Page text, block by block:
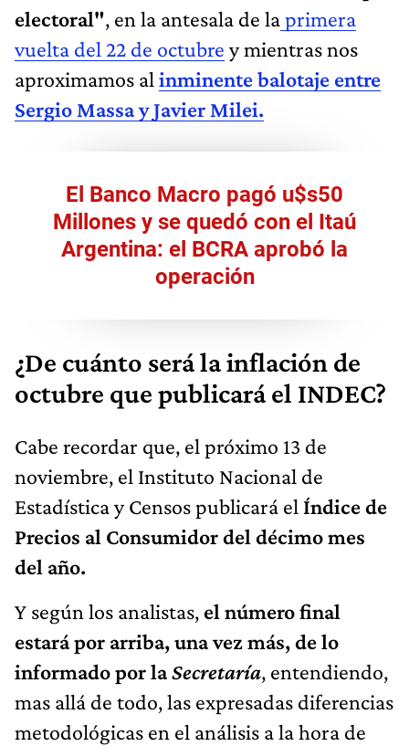
electoral", en la antesala de laprimera
vuelta del 22 de octubre y mientras nos
aproximamos al inminente balotaje entre
Sergio Massa y Javier Milei.
El Banco Macro pagó u$s50
Millones y se quedó con el Itaú
Argentina: el BCRA aprobó la
operación
¿De cuánto será la inflación de
octubre que publicará el INDEC?
Cabe recordar que, el próximo 13 de
noviembre, el Instituto Nacional de
Estadística y Censos publicará el Índice de
Precios al Consumidor del décimo mes
del año.
Y según los analistas, el número final
estará por arriba, una vez más, de lo
informado por laSecretaría, entendiendo,
mas allá de todo, las expresadas diferencias
metodológicas en el análisis a la hora de